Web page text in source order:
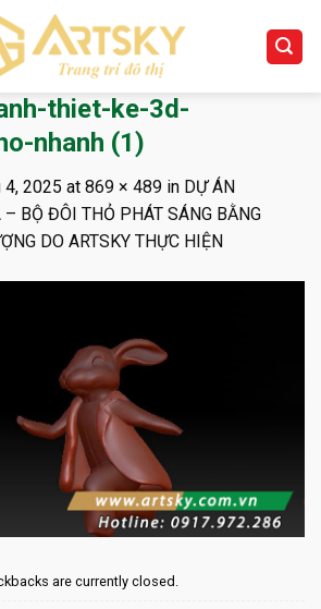
thiet-ke-3d-
nhanh (1)
4, 2025 at 869 × 489 in DỰ ÁN
BỘ ĐÔI THỎ PHÁT SÁNG BẰNG
DO ARTSKY THỰC HIỆN
are currently closed.